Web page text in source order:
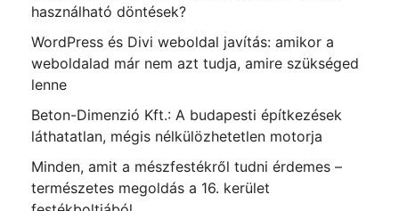
használható döntések?
WordPress és Divi weboldal javítás: amikor a
weboldalad már nem azt tudja, amire szükséged
lenne
Beton-Dimenzió Kft.: A budapesti építkezések
láthatatlan, mégis nélkülözhetetlen motorja
Minden, amit a mészfestékről tudni érdemes –
természetes megoldás a 16. kerület